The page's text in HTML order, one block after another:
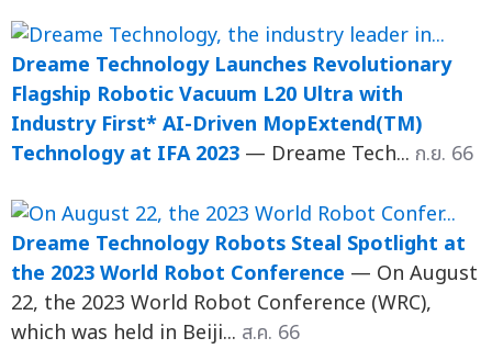
Dreame Technology Launches Revolutionary
Flagship Robotic Vacuum L20 Ultra with
Industry First* AI-Driven MopExtend(TM)
Technology at IFA 2023 — Dreame Tech... ก.ย. 66
Dreame Technology Robots Steal Spotlight at
the 2023 World Robot Conference — On August
22, the 2023 World Robot Conference (WRC),
which was held in Beiji... ส.ค. 66